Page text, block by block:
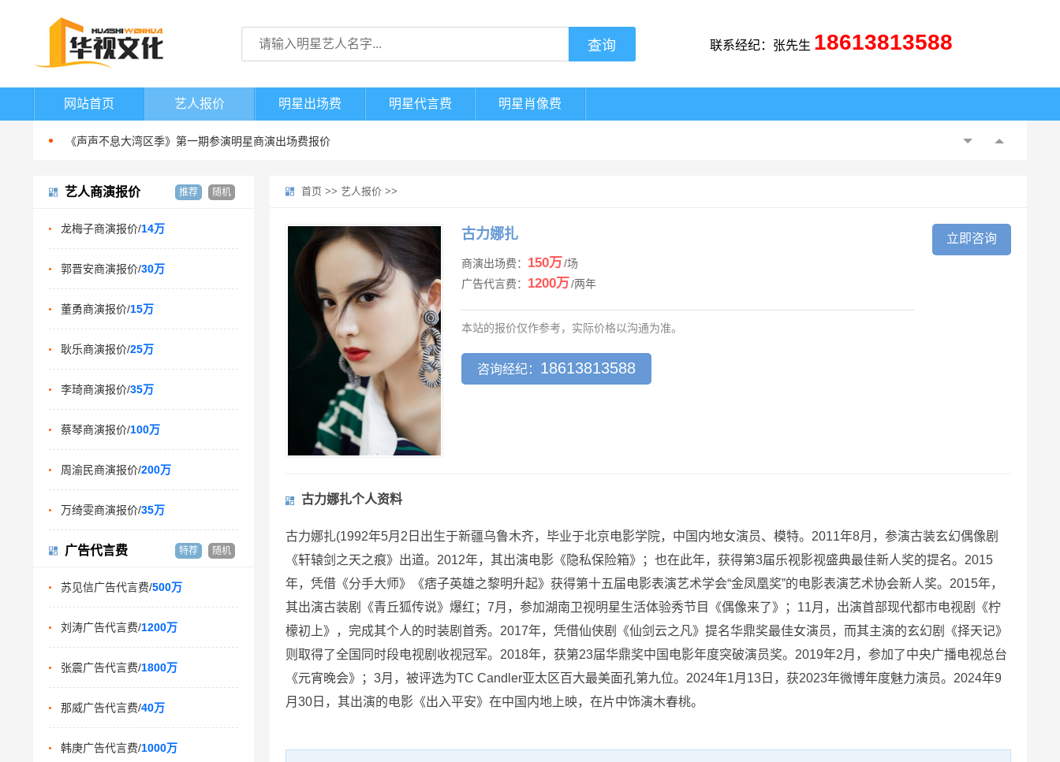
联系经纪：张先生 18613813588
网站首页 艺人报价 明星出场费 明星代言费 明星肖像费
0713再就业男团商演报价多少
港台明星歌手商演出场费报价
《声声不息大湾区季》第一期参演明星商演出场费报价
港台明星歌手商演出场费报价
《声声不息大湾区季》第一期参演明星商演出场费报价
0713再就业男团商演报价多少
艺人商演报价 推荐 随机
龙梅子商演报价/14万
郭晋安商演报价/30万
董勇商演报价/15万
耿乐商演报价/25万
李琦商演报价/35万
蔡琴商演报价/100万
周渝民商演报价/200万
万绮雯商演报价/35万
广告代言费 特荐 随机
苏见信广告代言费/500万
刘涛广告代言费/1200万
张震广告代言费/1800万
那威广告代言费/40万
韩庚广告代言费/1000万
首页 >> 艺人报价 >>
古力娜扎
商演出场费： 150万/场
广告代言费： 1200万/两年
本站的报价仅作参考，实际价格以沟通为准。
咨询经纪： 18613813588
立即咨询
古力娜扎个人资料
古力娜扎(1992年5月2日出生于新疆乌鲁木齐，毕业于北京电影学院，中国内地女演员、模特。2011年8月，参演古装玄幻偶像剧
《轩辕剑之天之痕》出道。2012年，其出演电影《隐私保险箱》；也在此年，获得第3届乐视影视盛典最佳新人奖的提名。2015
年，凭借《分手大师》《痞子英雄之黎明升起》获得第十五届电影表演艺术学会“金凤凰奖”的电影表演艺术协会新人奖。2015年，
其出演古装剧《青丘狐传说》爆红；7月，参加湖南卫视明星生活体验秀节目《偶像来了》；11月，出演首部现代都市电视剧《柠
檬初上》，完成其个人的时装剧首秀。2017年，凭借仙侠剧《仙剑云之凡》提名华鼎奖最佳女演员，而其主演的玄幻剧《择天记》
则取得了全国同时段电视剧收视冠军。2018年，获第23届华鼎奖中国电影年度突破演员奖。2019年2月，参加了中央广播电视总台
《元宵晚会》；3月，被评选为TC Candler亚太区百大最美面孔第九位。2024年1月13日，获2023年微博年度魅力演员。2024年9
月30日，其出演的电影《出入平安》在中国内地上映，在片中饰演木春桃。